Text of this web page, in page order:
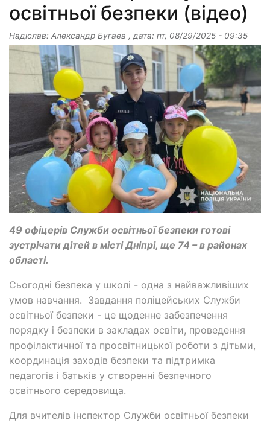
освітньої безпеки (відео)
Надіслав: Александр Бугаев , дата: пт, 08/29/2025 - 09:35
49 офіцерів Служби освітньої безпеки готові
зустрічати дітей в місті Дніпрі, ще 74 – в районах
області.
Сьогодні безпека у школі - одна з найважливіших
умов навчання. Завдання поліцейських Служби
освітньої безпеки - це щоденне забезпечення
порядку і безпеки в закладах освіти, проведення
профілактичної та просвітницької роботи з дітьми,
координація заходів безпеки та підтримка
педагогів і батьків у створенні безпечного
освітнього середовища.
Для вчителів інспектор Служби освітньої безпеки